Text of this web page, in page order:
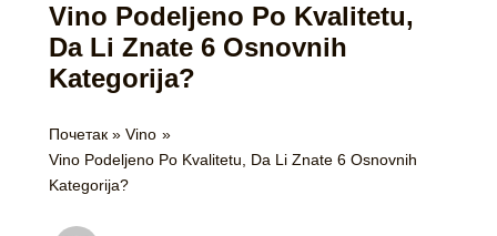
Vino Podeljeno Po Kvalitetu,
Da Li Znate 6 Osnovnih
Kategorija?
Почетак
Vino
Vino Podeljeno Po Kvalitetu, Da Li Znate 6 Osnovnih
Kategorija?